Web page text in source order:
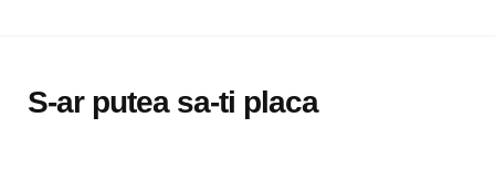
S-ar putea sa-ti placa